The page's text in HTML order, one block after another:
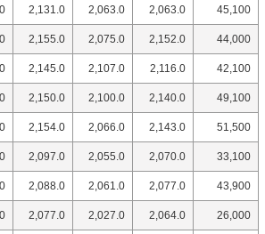
2,131.0 2,063.0 2,063.0 45,100
2,155.0 2,075.0 2,152.0 44,000
2,145.0 2,107.0 2,116.0 42,100
2,150.0 2,100.0 2,140.0 49,100
2,154.0 2,066.0 2,143.0 51,500
2,097.0 2,055.0 2,070.0 33,100
2,088.0 2,061.0 2,077.0 43,900
2,077.0 2,027.0 2,064.0 26,000